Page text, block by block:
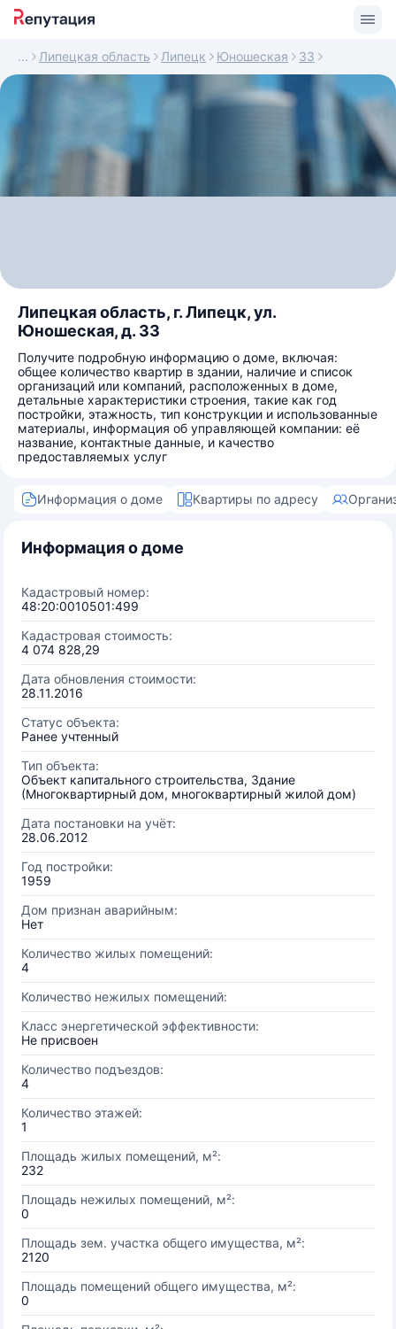
Липецкая область Липецк Юношеская 33
Липецкая область, г. Липецк, ул.
Юношеская, д. 33
Получите подробную информацию о доме, включая:
общее количество квартир в здании, наличие и список
организаций или компаний, расположенных в доме,
детальные характеристики строения, такие как год
постройки, этажность, тип конструкции и использованные
материалы, информация об управляющей компании: её
название, контактные данные, и качество
предоставляемых услуг
Информация о доме Квартиры по адресу
Информация о доме
Кадастровый номер:
48:20:0010501:499
Кадастровая стоимость:
4 074 828,29
Дата обновления стоимости:
28.11.2016
Статус объекта:
Ранее учтенный
Тип объекта:
Объект капитального строительства, Здание
(Многоквартирный дом, многоквартирный жилой дом)
Дата постановки на учёт:
28.06.2012
Год постройки:
1959
Дом признан аварийным:
Нет
Количество жилых помещений:
4
Количество нежилых помещений:
Класс энергетической эффективности:
Не присвоен
Количество подъездов:
4
Количество этажей:
1
Площадь жилых помещений, м²:
232
Площадь нежилых помещений, м²:
0
Площадь зем. участка общего имущества, м²:
2120
Площадь помещений общего имущества, м²:
0